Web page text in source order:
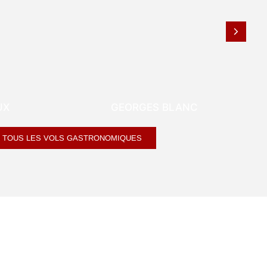
TOUS LES VOLS GASTRONOMIQUES